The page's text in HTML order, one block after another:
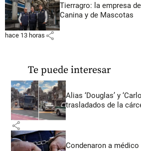
Tierragro: la empresa
Canina y de Mascotas
hace 13 horas share
Te puede interesar
Alias ‘Douglas’ y
trasladados de la
share
Condenaron a